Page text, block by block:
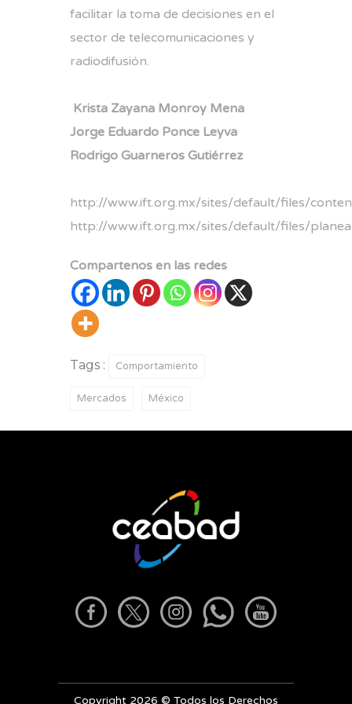
facilitar la toma de decisiones en el
sector de telecomunicaciones y
radiodifusión.
Krista Zayana Monroy Mena
Jorge Eduardo Ponce Leyva
Rodrigo Guarneros Gutiérrez
http://www.ift.org.mx/sites/default/files/
http://www.ift.org.mx/sites/default/files/
Compartenos en las redes
Tags : Comportamiento
Mercados México
Copyright 2026 © Todos los Derechos